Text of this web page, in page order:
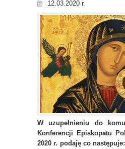
12.03.2020 r.
W uzupełnieniu do
Konferencji Episkopatu
2020 r. podaję co